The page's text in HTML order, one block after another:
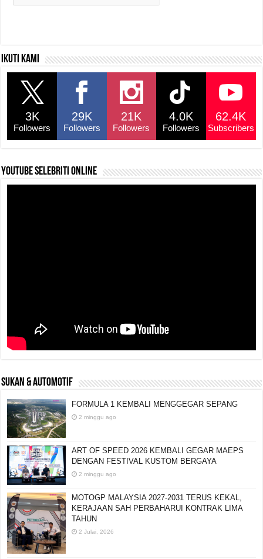
Ikuti kami
3K
Followers
29K
Followers
21K
Followers
4.0K
Followers
62.4K
Subscribers
YouTube selebriti online
SUKAN & AUTOMOTIF
FORMULA 1 KEMBALI MENGGEGAR SEPANG
2 minggu ago
ART OF SPEED 2026 KEMBALI GEGAR MAEPS
DENGAN FESTIVAL KUSTOM BERGAYA
2 minggu ago
MOTOGP MALAYSIA 2027-2031 TERUS KEKAL,
KERAJAAN SAH PERBAHARUI KONTRAK LIMA
TAHUN
2 Julai, 2026